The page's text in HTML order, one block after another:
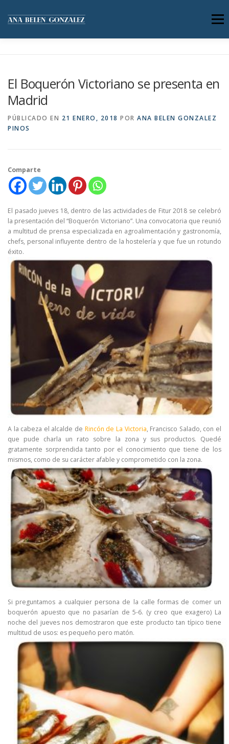
contenido
Menú
GALERÍA DE IMÁGENES
El Boquerón Victoriano se presenta en
Madrid
PÚBLICADO EN 21 ENERO, 2018 POR ANA BELEN GONZALEZ
PINOS
Comparte
El pasado jueves 18, dentro de las actividades de Fitur 2018 se celebró
la presentación del “Boquerón Victoriano”. Una convocatoria que reunió
a multitud de prensa especializada en agroalimentación y gastronomía,
chefs, personal influyente dentro de la hostelería y que fue un rotundo
éxito.
A la cabeza el alcalde de Rincón de La Victoria, Francisco Salado, con el
que pude charla un rato sobre la zona y sus productos. Quedé
gratamente sorprendida tanto por el conocimiento que tiene de los
mismos, como de su carácter afable y comprometido con la zona.
Si preguntamos a cualquier persona de la calle formas de comer un
boquerón apuesto que no pasarían de 5-6. (y creo que exagero) La
noche del jueves nos demostraron que este producto tan típico tiene
multitud de usos: es pequeño pero matón.